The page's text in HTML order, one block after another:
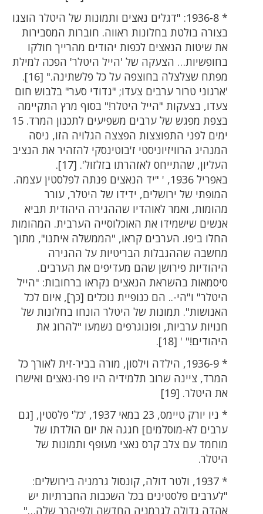
* 1936-8: "דגלים נאצים ותמונות של היטלר הוצגו
בצורה בולטת בחלונות ראווה. חוברות המסבירות
את שיטות הנאצים לכפות יהודים מהרייך חולקו
בחופשיות… הצעקה של 'הייל היטלר' הפכה למילת
מפתח שצלצלה בחוצפה על כל פלשתינה." [16].
'ארגוני טרור ערבים צעדו; "גדודי סער" בלבוש חום
צעדו, בצעקות "הייל היטלר!" בסוף מרץ התקיימה
בצפת מפגש של ערבים משפיעים לתכנון המרד. 15
ימים לפני התפוצצות הפצצה הגלויה הזו, ניסה
המנהיג הרוויזיוניסטי ז'בוטינסקי להזהיר את הנציב
העליון, שהתייחס לאזהרתו בזלזול'. [17].
באפריל 1936, ' "יד הנאצים פנתה לפלסטין עצמה.
המופתי של ירושלים, ידידו של היטלר, עורר
מהומות, ואמר לאוהדיו שההגירה היהודית תביא
אנשים שישמידו את האוכלוסייה הערבית. המהומות
החלו ביפו. הערבים קראו, "הממשלה איתנו", מתוך
מחשבה שההגבלות הבריטיות על ההגירה
היהודיות פירושן שהם מעדיפים את הערבים.
סיסמאות בהשראת הנאצים נקראו ברחובות: "הייל
היטלר" ו"הי-.. הם כנופיית נוכלים [כך], איום לכל
האנושות". תמונות של היטלר הונחו בחלונות של
חנויות ערביות, ופונוגרפים נשמעו "להרוג את
היהודים!" ' [18].
* 1936-9, הילדה וילסון, מורה בביר-זית לאורך כל
המרד, ציינה שרוב תלמידיה היו פרו-נאצים ואישרו
את היטלר. [19]
* ניו יורק טיימס, 23 במאי 1937, 'כל' פלסטין, [גם
ערבים לא-מוסלמים] חגגה את יום הולדתו של
מוחמד עם צלב קרס נאצי מעופף ותמונות של
היטלר.
* 1937, ולטר דולה, קונסול גרמניה בירושלים:
"לערבים פלסטינים בכל השכבות החברתיות יש
אהדה גדולה לגרמניה החדשה ולפיהרר שלה…"